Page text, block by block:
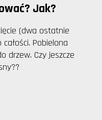
Jak?
(dwa ostatnie
Pobielona
drzew. Czy jeszcze